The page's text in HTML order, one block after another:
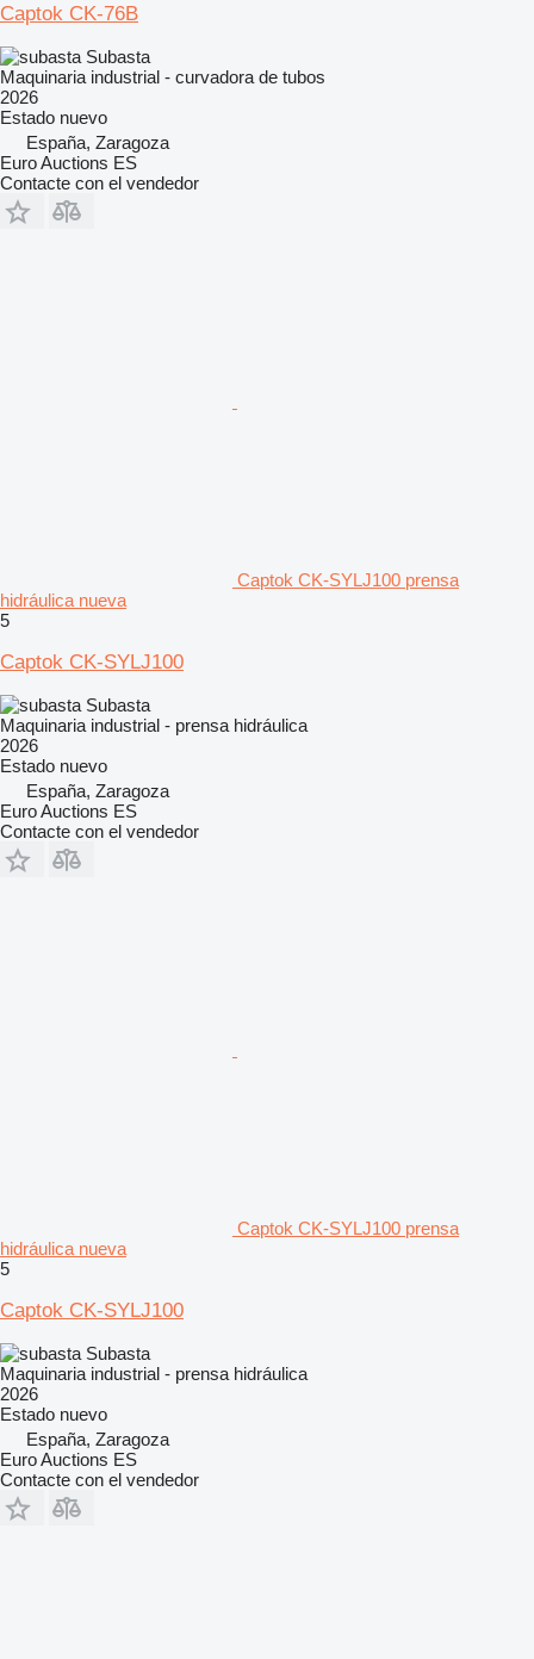
Captok CK-76B
Subasta
Maquinaria industrial - curvadora de tubos
2026
Estado nuevo
España, Zaragoza
Euro Auctions ES
Contacte con el vendedor
Captok CK-SYLJ100 prensa
hidráulica nueva
5
Captok CK-SYLJ100
Subasta
Maquinaria industrial - prensa hidráulica
2026
Estado nuevo
España, Zaragoza
Euro Auctions ES
Contacte con el vendedor
Captok CK-SYLJ100 prensa
hidráulica nueva
5
Captok CK-SYLJ100
Subasta
Maquinaria industrial - prensa hidráulica
2026
Estado nuevo
España, Zaragoza
Euro Auctions ES
Contacte con el vendedor